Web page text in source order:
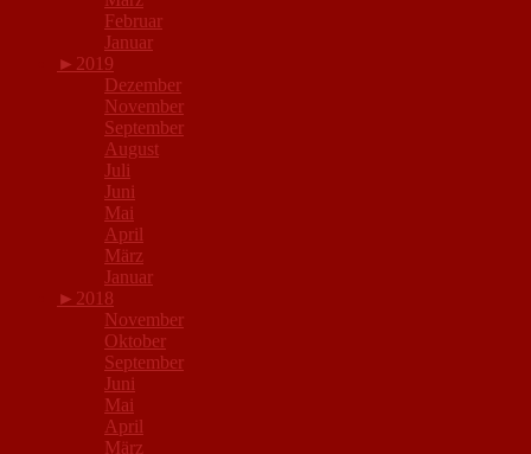
Februar
Januar
► 2019
Dezember
November
September
August
Juli
Juni
Mai
April
März
Januar
► 2018
November
Oktober
September
Juni
Mai
April
März